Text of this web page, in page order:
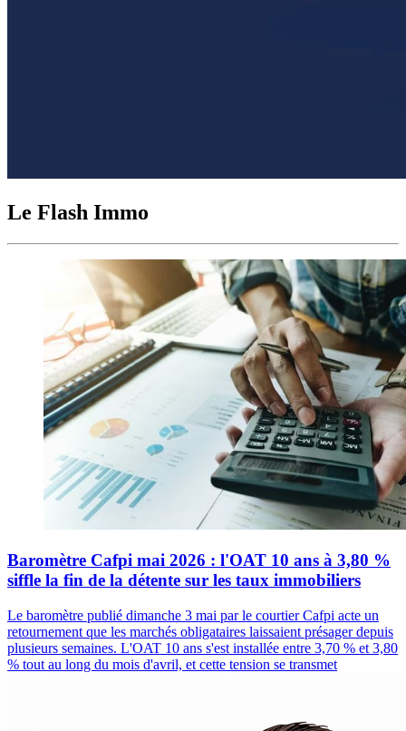
Le Flash Immo
Baromètre Cafpi mai 2026 : l'OAT 10 ans à 3,80 %
siffle la fin de la détente sur les taux immobiliers
Le baromètre publié dimanche 3 mai par le courtier Cafpi acte un
retournement que les marchés obligataires laissaient présager depuis
plusieurs semaines. L'OAT 10 ans s'est installée entre 3,70 % et 3,80
% tout au long du mois d'avril, et cette tension se transmet